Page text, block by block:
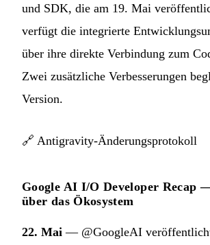
und SDK, die am 19. Mai
verfügt die integrierte
über ihre direkte Verbindung zum
Zwei zusätzliche Verbesserungen
Version.
🔗 Antigravity-Änderungsprotokoll
Google AI I/O Developer Recap
über das Ökosystem
22. Mai — @GoogleAI